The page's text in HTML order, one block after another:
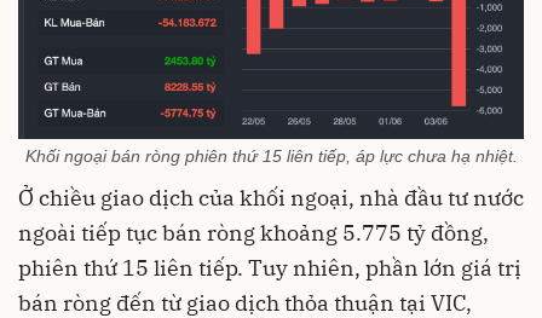
Khối ngoại bán ròng phiên thứ 15 liên tiếp, áp lực chưa hạ nhiệt.
Ở chiều giao dịch của khối ngoại, nhà đầu tư nước
ngoài tiếp tục bán ròng khoảng 5.775 tỷ đồng,
phiên thứ 15 liên tiếp. Tuy nhiên, phần lớn giá trị
bán ròng đến từ giao dịch thỏa thuận tại VIC,